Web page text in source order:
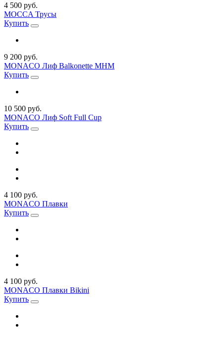
4 500 руб.
MOCCA Трусы
Купить
9 200 руб.
MONACO Лиф Balkonette MHM
Купить
10 500 руб.
MONACO Лиф Soft Full Cup
Купить
4 100 руб.
MONACO Плавки
Купить
4 100 руб.
MONACO Плавки Bikini
Купить